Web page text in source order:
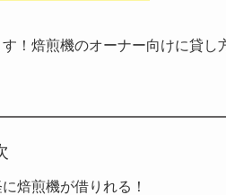
！焙煎機のオーナー向けに貸し
焙煎機が借りれる！